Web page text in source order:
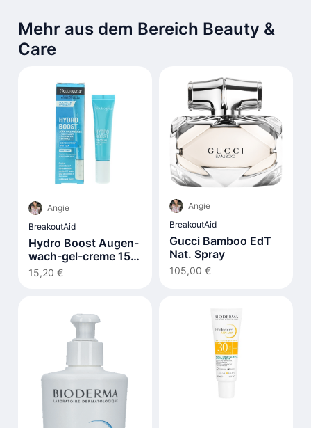
Mehr aus dem Bereich Beauty &
Care
Angie
BreakoutAid
Hydro Boost Augen-
wach-gel-creme 15
ml
15,20 €
Angie
BreakoutAid
Gucci Bamboo EdT
Nat. Spray
105,00 €